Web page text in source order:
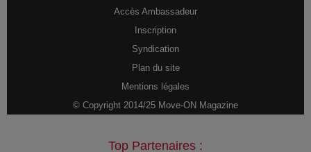
Accès Ambassadeur
Inscription
Syndication
Plan du site
Mentions légales
© Copyright 2014/25 Move-ON Magazine
Top Partenaires :